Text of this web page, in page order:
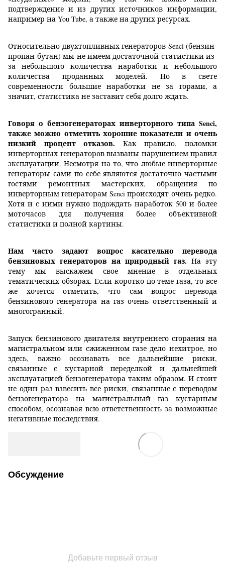
подтверждение и из других источников информации,
например на You Tube, а также на других ресурсах.
Относительно двухтопливных генераторов Senci (бензин-
пропан-бутан) мы не имеем достаточной статистики из-
за небольшого количества наработки и небольшого
количества проданных моделей. Но в свете
современности большие наработки не за горами, а
значит, статистика не заставит себя долго ждать.
Говоря о бензогенераторах инверторного типа Senci,
также можно отметить хорошие показатели и очень
низкий процент отказов. Как правило, поломки
инверторных генераторов вызваны нарушением правил
эксплуатации. Несмотря на то, что любые инверторные
генераторы сами по себе являются достаточно частыми
гостями ремонтных мастерских, обращения по
инверторным генераторам Senci происходят очень редко.
Хотя и с ними нужно подождать наработок 500 и более
моточасов для получения более объективной
статистики и полной картины.
Нам часто задают вопрос касательно перевода
бензиновых генераторов на природный газ. На эту
тему мы выскажем свое мнение в отдельных
тематических обзорах. Если коротко по теме газа, то все
же хочется отметить, что сам вопрос перевода
бензинового генератора на газ очень ответственный и
многогранный.
Запуск бензинового двигателя внутреннего сгорания на
магистральном или сжиженном газе дело нехитрое, но
здесь, важно осознавать все дальнейшие риски,
связанные с кустарной переделкой и дальнейшей
эксплуатацией бензогенератора таким образом. И стоит
не один раз взвесить все риски, связанные с переводом
бензогенератора на магистральный газ кустарным
способом, осознавая всю ответственность за возможные
негативные последствия.
Обсуждение
Добавьте первый отзыв